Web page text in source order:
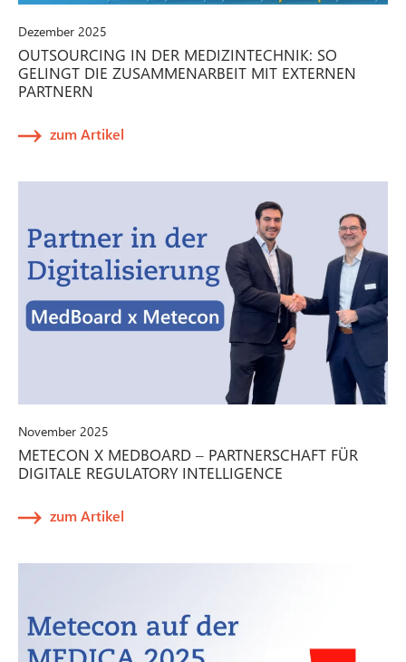
Dezember 2025
OUTSOURCING IN DER MEDIZINTECHNIK: SO
GELINGT DIE ZUSAMMENARBEIT MIT EXTERNEN
PARTNERN
zum Artikel
November 2025
METECON X MEDBOARD – PARTNERSCHAFT FÜR
DIGITALE REGULATORY INTELLIGENCE
zum Artikel